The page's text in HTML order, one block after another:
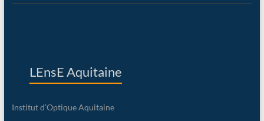
LEnsE Aquitaine
Institut d’Optique Aquitaine